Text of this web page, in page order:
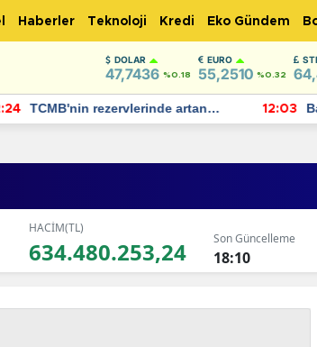
Haberler Teknoloji Kredi Eko Gündem
DOLAR
47,7436 %0.18
EURO
55,2510 %0.32
TCMB'nin rezervlerinde artan
momentum devam ediyor
12:03
için
HACİM(TL)
634.480.253,24 Son Güncelleme
18:10